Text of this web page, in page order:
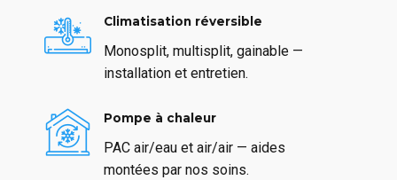
Climatisation réversible
Monosplit, multisplit, gainable —
installation et entretien.
Pompe à chaleur
PAC air/eau et air/air — aides
montées par nos soins.